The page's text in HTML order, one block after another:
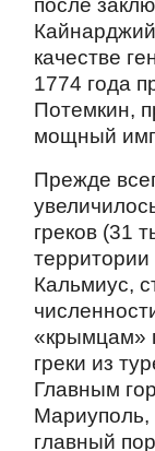
качестве
1774 года
Потемкин,
мощный
Прежде
греков (31
Кальмиус,
«крымцам»
греки из
Главным
Мариуполь,
главный